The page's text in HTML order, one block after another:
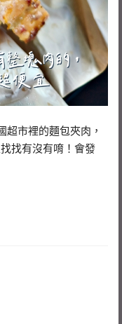
超市裡的麵包夾肉，
找有沒有唷！會發